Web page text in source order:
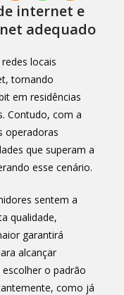
internet e
adequado
locais
tornando
em residências
Contudo, com a
operadoras
que superam a
esse cenário.
sentem a
qualidade,
garantirá
alcançar
escolher o padrão
como já